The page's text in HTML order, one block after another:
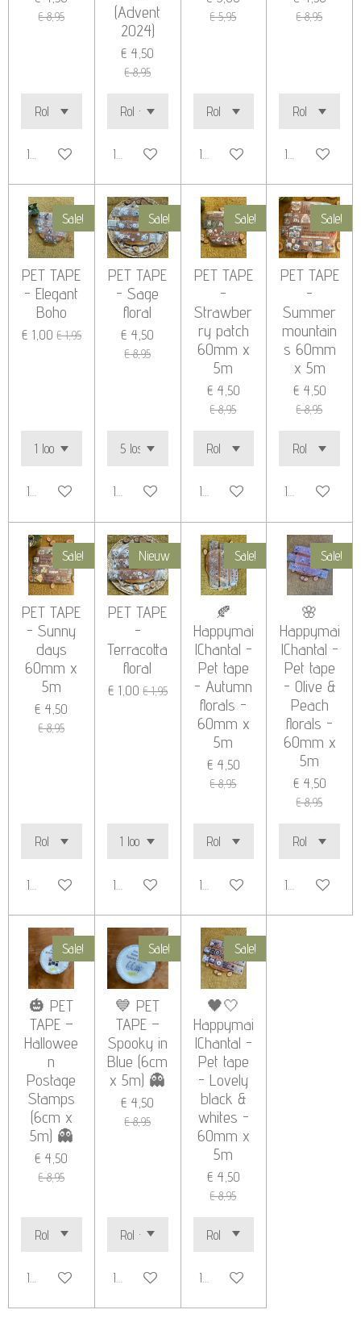
€ 8,95
In winkelwagen
(Advent
2024)
€ 4,50
€ 8,95
In winkelwagen
€ 5,95
In winkelwagen
€ 8,95
In winkelwagen
Sale!
PET TAPE
- Elegant
Boho
€ 1,00 € 1,95
In winkelwagen
Sale!
PET TAPE
- Sage
floral
€ 4,50
€ 8,95
In winkelwagen
Sale!
PET TAPE
-
Strawber
ry patch
60mm x
5m
€ 4,50
€ 8,95
In winkelwagen
Sale!
PET TAPE
-
Summer
mountain
s 60mm
x 5m
€ 4,50
€ 8,95
In winkelwagen
Sale!
PET TAPE
- Sunny
days
60mm x
5m
€ 4,50
€ 8,95
In winkelwagen
Nieuw
PET TAPE
-
Terracotta
floral
€ 1,00 € 1,95
In winkelwagen
Sale!
🍂
Happymai
lChantal -
Pet tape
- Autumn
florals -
60mm x
5m
€ 4,50
€ 8,95
In winkelwagen
Sale!
🌸
Happymai
lChantal -
Pet tape
- Olive &
Peach
florals -
60mm x
5m
€ 4,50
€ 8,95
In winkelwagen
Sale!
🎃 PET
TAPE –
Hallowee
n
Postage
Stamps
(6cm x
5m) 👻
€ 4,50
€ 8,95
In winkelwagen
Sale!
💙 PET
TAPE –
Spooky in
Blue (6cm
x 5m) 👻
€ 4,50
€ 8,95
In winkelwagen
Sale!
🖤🤍
Happymai
lChantal -
Pet tape
- Lovely
black &
whites -
60mm x
5m
€ 4,50
€ 8,95
In winkelwagen